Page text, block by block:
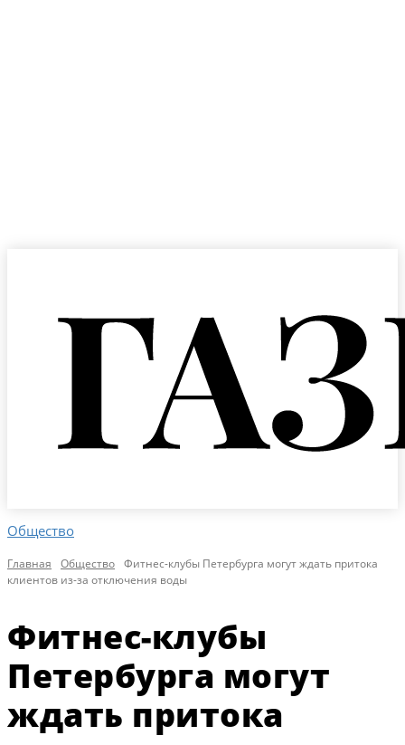
Общество
Главная Общество Фитнес-клубы Петербурга могут ждать притока
клиентов из-за отключения воды
Фитнес-клубы
Петербурга могут
ждать притока